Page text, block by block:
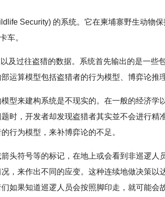
Security) 的系统。它在柬埔寨野生动物
车。
及过往盗猎的数据。系统首先输出的是一些
运算模型包括盗猎者的行为模型、博弈论推
型来建构系统是不现实的。在一般的经济学
时，开发者却发现盗猎者其实並不会进行
行为模型，来补博弈论的不足。
头符号等的标记，在地上或会看到非巡逻
，来作出不同的应变。这种连续地做决策
如果知道巡逻人员会按照脚印走，就可能